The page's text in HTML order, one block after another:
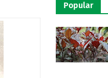
Popular